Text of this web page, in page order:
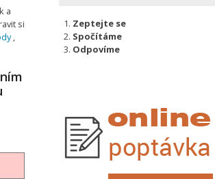
a
si
,
Zeptejte se
Spočítáme
Odpovíme